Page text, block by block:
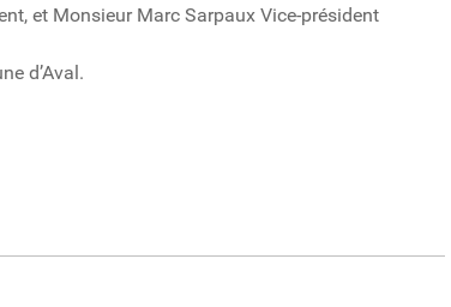
et Monsieur Marc Sarpaux Vice-président
d’Aval.